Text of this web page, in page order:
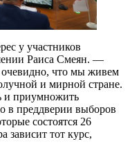
у участников
Раиса Смеян. —
очевидно, что мы живем
и мирной стране.
и приумножить
в преддверии выборов
состоятся 26
зависит тот курс,